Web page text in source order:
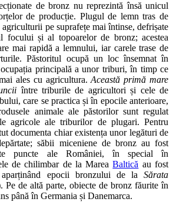
de bronz nu reprezintă însă unicul
de producție. Plugul de lemn tras de
pe suprafețe mai întinse, defrișate
focului și al topoarelor de bronz; acestea
mai rapidă a lemnului, iar carele trase de
Păstoritul ocupă un loc însemnat în
principală a unor triburi, în timp ce
ales cu agricultura.Această primă mare
între triburile de agricultori și cele de
care se practica și în epocile anterioare,
animale ale păstorilor sunt regulat
agricole ale triburilor de plugari. Pentru
documenta chiar existența unor legături de
săbii miceniene de bronz au fost
puncte ale României, în special în
de chilimbar de la MareaBaltică au fost
epocii bronzului de la Sărata
Pe de altă parte, obiecte de bronz făurite în
până în Germania și Danemarca.